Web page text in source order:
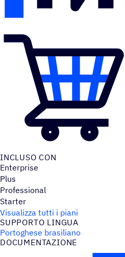
INCLUSO CON
Enterprise
Plus
Professional
Starter
Visualizza tutti i piani
SUPPORTO LINGUA
Portoghese brasiliano
DOCU­MEN­TA­ZIONE